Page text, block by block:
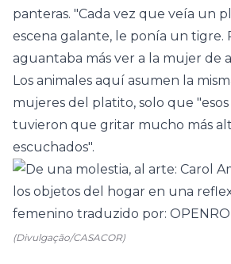
panteras. "Cada vez que veía un
escena galante, le ponía un tigre.
aguantaba más ver a la mujer de
Los animales aquí asumen la
mujeres del platito, solo que "esos
tuvieron que gritar mucho más
escuchados".
(Divulgação/CASACOR)